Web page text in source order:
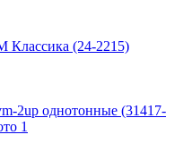
Классика (24-2215)